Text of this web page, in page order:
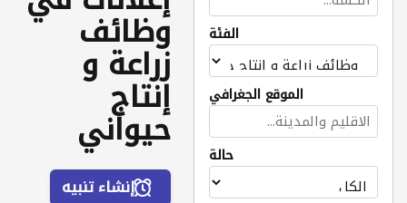
الفئة
الموقع الجغرافي
حالة
وظائف
زراعة و
إنتاج
حيواني
إنشاء تنبيه